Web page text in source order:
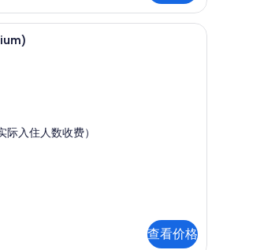
华丽双床房 (Premium) | 羽绒被、客房内保险
入住人数收费）
查看价格